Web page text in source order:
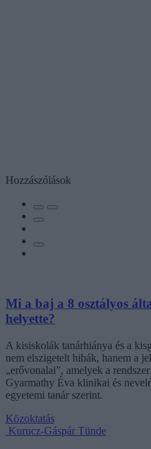
Hozzászólások
Mi a baj a 8 osztályos
helyette?
A kisiskolák tanárhiánya és a
nem elszigetelt hibák, hanem a
„erővonalai”, amelyek a
Gyarmathy Éva klinikai és
egyetemi tanár szerint.
Közoktatás
Kurucz-Gáspár Tünde